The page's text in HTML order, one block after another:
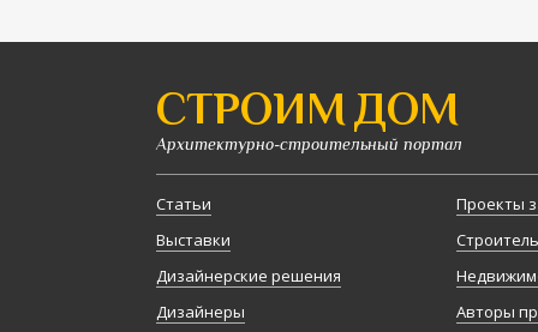
СТРОИМ ДОМ
Архитектурно-строительный портал
Статьи
Выставки
Дизайнерские решения
Дизайнеры
Проекты
Авторы